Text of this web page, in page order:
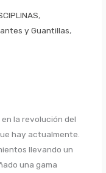
,
y Guantillas,
la revolución del
hay actualmente.
llevando un
una gama